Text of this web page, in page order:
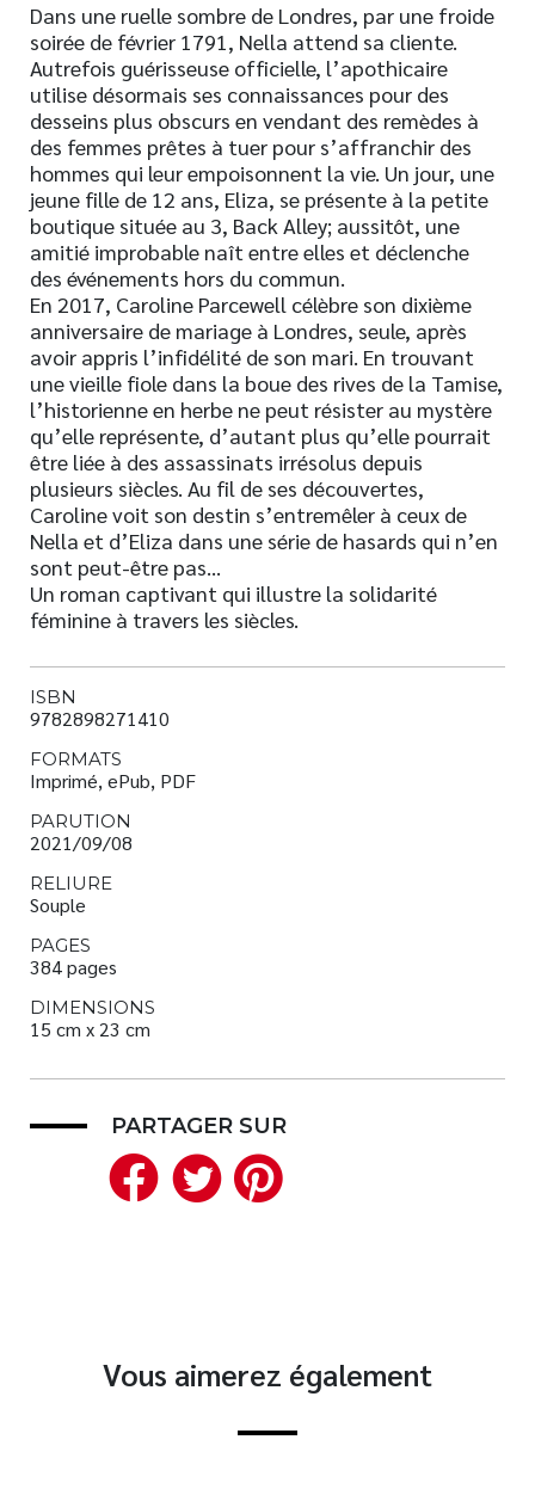
Dans une ruelle sombre de Londres, par une froide
soirée de février 1791, Nella attend sa cliente.
Autrefois guérisseuse officielle, l’apothicaire
utilise désormais ses connaissances pour des
desseins plus obscurs en vendant des remèdes à
des femmes prêtes à tuer pour s’affranchir des
hommes qui leur empoisonnent la vie. Un jour, une
jeune fille de 12 ans, Eliza, se présente à la petite
boutique située au 3, Back Alley; aussitôt, une
amitié improbable naît entre elles et déclenche
des événements hors du commun.
En 2017, Caroline Parcewell célèbre son dixième
anniversaire de mariage à Londres, seule, après
avoir appris l’infidélité de son mari. En trouvant
une vieille fiole dans la boue des rives de la Tamise,
l’historienne en herbe ne peut résister au mystère
qu’elle représente, d’autant plus qu’elle pourrait
être liée à des assassinats irrésolus depuis
plusieurs siècles. Au fil de ses découvertes,
Caroline voit son destin s’entremêler à ceux de
Nella et d’Eliza dans une série de hasards qui n’en
sont peut-être pas…
Un roman captivant qui illustre la solidarité
féminine à travers les siècles.
ISBN
9782898271410
FORMATS
Imprimé, ePub, PDF
PARUTION
2021/09/08
RELIURE
Souple
PAGES
384 pages
DIMENSIONS
15 cm x 23 cm
PARTAGER SUR
Facebook
Twitter
Vous aimerez également